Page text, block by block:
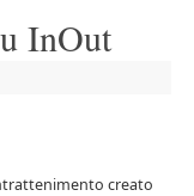
InOut
creato